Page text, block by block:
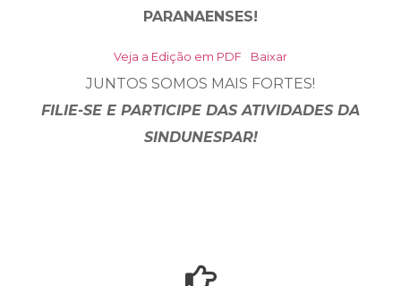
PARANAENSES!
Veja a Edição em PDF Baixar
JUNTOS SOMOS MAIS FORTES!
FILIE-SE E PARTICIPE DAS ATIVIDADES DA
SINDUNESPAR!